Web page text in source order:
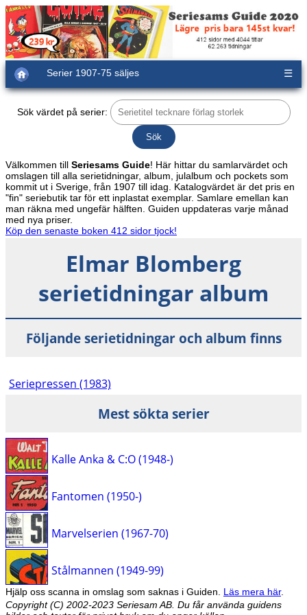
Serier 1907-75 säljes ☰
Sök värdet på serier:
Välkommen till Seriesams Guide! Här hittar du samlarvärdet och
omslagen till alla serietidningar, album, julalbum och pockets som
kommit ut i Sverige, från 1907 till idag. Katalogvärdet är det pris en
"fin" seriebutik tar för ett inplastat exemplar. Samlare emellan kan
man räkna med ungefär hälften. Guiden uppdateras varje månad
med nya priser.
Köp den senaste boken 412 sidor tjock!
Elmar Blomberg
serietidningar album
Följande serietidningar och album finns
Seriepressen (1983)
Mest sökta serier
Kalle Anka & C:O (1948-)
Fantomen (1950-)
Marvelserien (1967-70)
Stålmannen (1949-99)
Hjälp oss scanna in omslag som saknas i Guiden. Läs mera här.
Copyright (C) 2002-2023 Seriesam AB. Du får använda guidens